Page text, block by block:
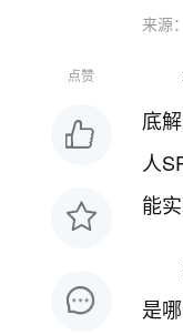
来源
点赞
底
人
能
是